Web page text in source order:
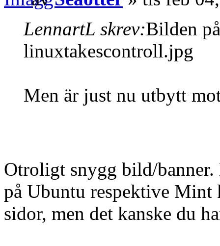
LennartL skrev:Bilden
linuxtakescontroll.jpg
Men är just nu utbytt
Otroligt snygg bild/
på Ubuntu respektive Mint
sidor, men det kanske du